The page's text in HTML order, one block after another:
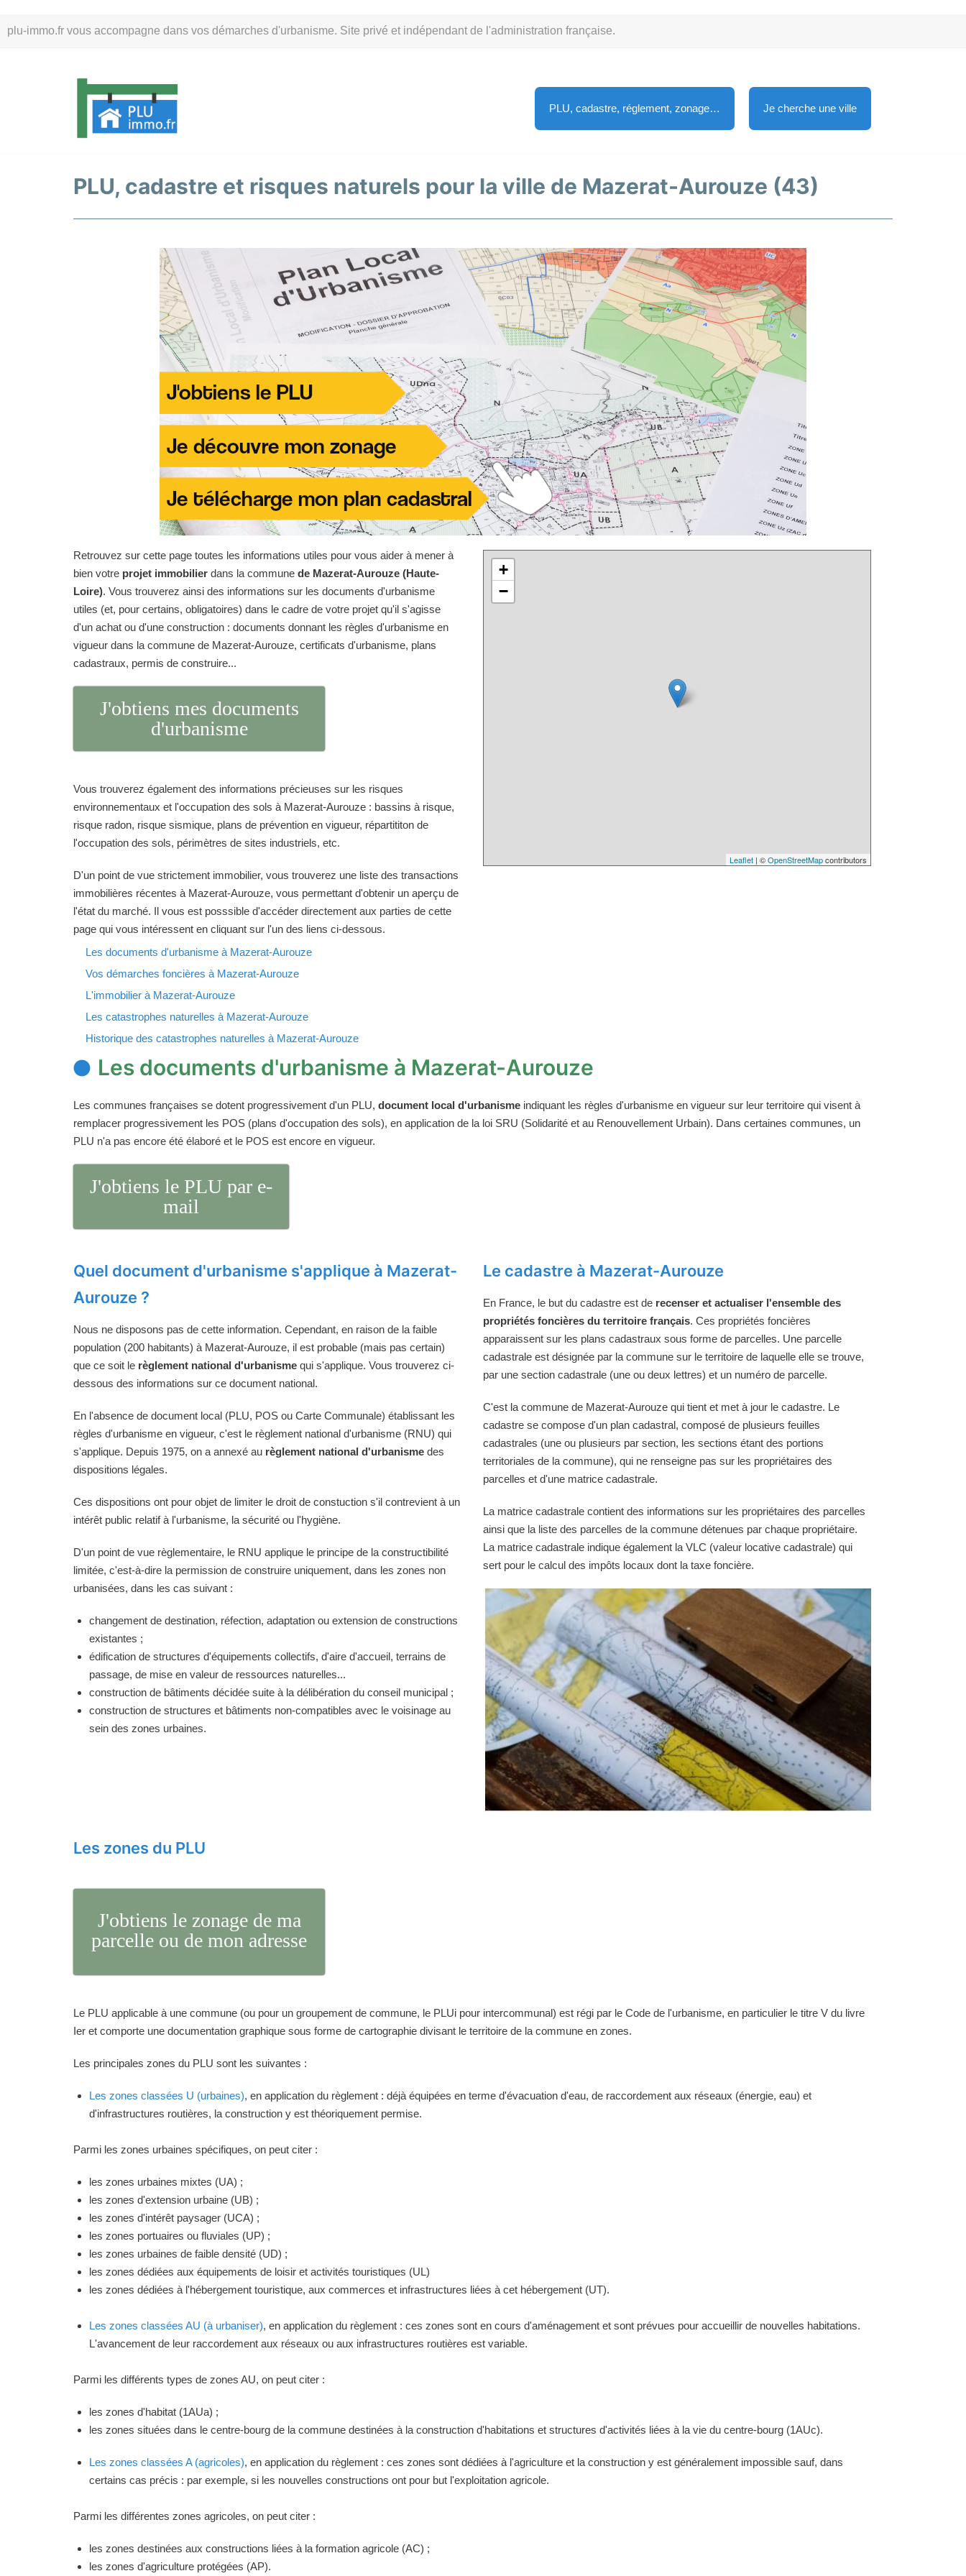
plu-immo.fr vous accompagne dans vos démarches d'urbanisme. Site privé et indépendant de l'administration française.
au
PLU, cadastre, réglement, zonage… Je cherche une ville
PLU, cadastre et risques naturels pour la ville de Mazerat-Aurouze (43)
Retrouvez sur cette page toutes les informations utiles pour vous aider à mener à
bien votre projet immobilier dans la commune de Mazerat-Aurouze (Haute-
Loire). Vous trouverez ainsi des informations sur les documents d'urbanisme
utiles (et, pour certains, obligatoires) dans le cadre de votre projet qu'il s'agisse
d'un achat ou d'une construction : documents donnant les règles d'urbanisme en
vigueur dans la commune de Mazerat-Aurouze, certificats d'urbanisme, plans
cadastraux, permis de construire...
J'obtiens mes documents
d'urbanisme
Vous trouverez également des informations précieuses sur les risques
environnementaux et l'occupation des sols à Mazerat-Aurouze : bassins à risque,
risque radon, risque sismique, plans de prévention en vigueur, répartititon de
l'occupation des sols, périmètres de sites industriels, etc.
D'un point de vue strictement immobilier, vous trouverez une liste des transactions
immobilières récentes à Mazerat-Aurouze, vous permettant d'obtenir un aperçu de
l'état du marché. Il vous est posssible d'accéder directement aux parties de cette
page qui vous intéressent en cliquant sur l'un des liens ci-dessous.
Les documents d'urbanisme à Mazerat-Aurouze
Vos démarches foncières à Mazerat-Aurouze
L'immobilier à Mazerat-Aurouze
Les catastrophes naturelles à Mazerat-Aurouze
Historique des catastrophes naturelles à Mazerat-Aurouze
+
−
Leaflet | ©OpenStreetMapcontributors
Les documents d'urbanisme à Mazerat-Aurouze
Les communes françaises se dotent progressivement d'un PLU, document local d'urbanisme indiquant les règles d'urbanisme en vigueur sur leur territoire qui visent à
remplacer progressivement les POS (plans d'occupation des sols), en application de la loi SRU (Solidarité et au Renouvellement Urbain). Dans certaines communes, un
PLU n'a pas encore été élaboré et le POS est encore en vigueur.
J'obtiens le PLU par e-
mail
Quel document d'urbanisme s'applique à Mazerat-
Aurouze ?
Nous ne disposons pas de cette information. Cependant, en raison de la faible
population (200 habitants) à Mazerat-Aurouze, il est probable (mais pas certain)
que ce soit le règlement national d'urbanisme qui s'applique. Vous trouverez ci-
dessous des informations sur ce document national.
En l'absence de document local (PLU, POS ou Carte Communale) établissant les
règles d'urbanisme en vigueur, c'est le règlement national d'urbanisme (RNU) qui
s'applique. Depuis 1975, on a annexé au règlement national d'urbanisme des
dispositions légales.
Ces dispositions ont pour objet de limiter le droit de constuction s'il contrevient à un
intérêt public relatif à l'urbanisme, la sécurité ou l'hygiène.
D'un point de vue règlementaire, le RNU applique le principe de la constructibilité
limitée, c'est-à-dire la permission de construire uniquement, dans les zones non
urbanisées, dans les cas suivant :
changement de destination, réfection, adaptation ou extension de constructions
existantes ;
édification de structures d'équipements collectifs, d'aire d'accueil, terrains de
passage, de mise en valeur de ressources naturelles...
construction de bâtiments décidée suite à la délibération du conseil municipal ;
construction de structures et bâtiments non-compatibles avec le voisinage au
sein des zones urbaines.
Le cadastre à Mazerat-Aurouze
En France, le but du cadastre est de recenser et actualiser l'ensemble des
propriétés foncières du territoire français. Ces propriétés foncières
apparaissent sur les plans cadastraux sous forme de parcelles. Une parcelle
cadastrale est désignée par la commune sur le territoire de laquelle elle se trouve,
par une section cadastrale (une ou deux lettres) et un numéro de parcelle.
C'est la commune de Mazerat-Aurouze qui tient et met à jour le cadastre. Le
cadastre se compose d'un plan cadastral, composé de plusieurs feuilles
cadastrales (une ou plusieurs par section, les sections étant des portions
territoriales de la commune), qui ne renseigne pas sur les propriétaires des
parcelles et d'une matrice cadastrale.
La matrice cadastrale contient des informations sur les propriétaires des parcelles
ainsi que la liste des parcelles de la commune détenues par chaque propriétaire.
La matrice cadastrale indique également la VLC (valeur locative cadastrale) qui
sert pour le calcul des impôts locaux dont la taxe foncière.
Les zones du PLU
J'obtiens le zonage de ma
parcelle ou de mon adresse
Le PLU applicable à une commune (ou pour un groupement de commune, le PLUi pour intercommunal) est régi par le Code de l'urbanisme, en particulier le titre V du livre
Ier et comporte une documentation graphique sous forme de cartographie divisant le territoire de la commune en zones.
Les principales zones du PLU sont les suivantes :
Les zones classées U (urbaines), en application du règlement : déjà équipées en terme d'évacuation d'eau, de raccordement aux réseaux (énergie, eau) et
d'infrastructures routières, la construction y est théoriquement permise.
Parmi les zones urbaines spécifiques, on peut citer :
les zones urbaines mixtes (UA) ;
les zones d'extension urbaine (UB) ;
les zones d'intérêt paysager (UCA) ;
les zones portuaires ou fluviales (UP) ;
les zones urbaines de faible densité (UD) ;
les zones dédiées aux équipements de loisir et activités touristiques (UL)
les zones dédiées à l'hébergement touristique, aux commerces et infrastructures liées à cet hébergement (UT).
Les zones classées AU (à urbaniser), en application du règlement : ces zones sont en cours d'aménagement et sont prévues pour accueillir de nouvelles habitations.
L'avancement de leur raccordement aux réseaux ou aux infrastructures routières est variable.
Parmi les différents types de zones AU, on peut citer :
les zones d'habitat (1AUa) ;
les zones situées dans le centre-bourg de la commune destinées à la construction d'habitations et structures d'activités liées à la vie du centre-bourg (1AUc).
Les zones classées A (agricoles), en application du règlement : ces zones sont dédiées à l'agriculture et la construction y est généralement impossible sauf, dans
certains cas précis : par exemple, si les nouvelles constructions ont pour but l'exploitation agricole.
Parmi les différentes zones agricoles, on peut citer :
les zones destinées aux constructions liées à la formation agricole (AC) ;
les zones d'agriculture protégées (AP).